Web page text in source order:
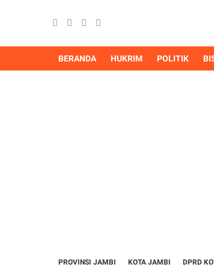
BERANDA HUKRIM POLITIK
PROVINSI JAMBI KOTA JAMBI DPRD